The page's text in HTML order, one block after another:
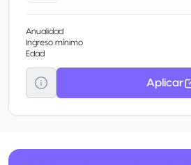
Anualidad
Ingreso mínimo
Edad
Aplicar